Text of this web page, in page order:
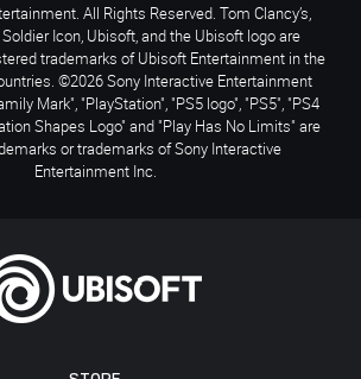
All Rights Reserved. Tom Clancy’s,
Icon, Ubisoft, and the Ubisoft logo are
trademarks of Ubisoft Entertainment in the
©2026 Sony Interactive Entertainment
Mark", "PlayStation", "PS5 logo", "PS5", "PS4
Shapes Logo" and "Play Has No Limits" are
or trademarks of Sony Interactive
Entertainment Inc.